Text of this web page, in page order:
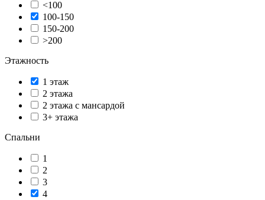
<100
100-150
150-200
>200
Этажность
1 этаж
2 этажа
2 этажа с мансардой
3+ этажа
Спальни
1
2
3
4